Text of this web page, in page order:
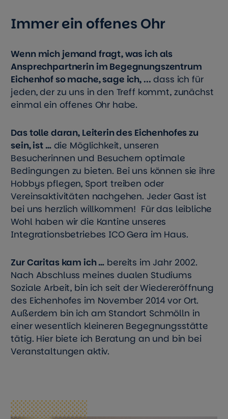
Immer ein offenes Ohr
Wenn mich jemand fragt, was ich als
Ansprechpartnerin im Begegnungszentrum
Eichenhof so mache, sage ich, ... dass ich für
jeden, der zu uns in den Treff kommt, zunächst
einmal ein offenes Ohr habe.
Das tolle daran, Leiterin des Eichenhofes zu
sein, ist …die Möglichkeit, unseren
Besucherinnen und Besuchern optimale
Bedingungen zu bieten. Bei uns können sie ihre
Hobbys pflegen, Sport treiben oder
Vereinsaktivitäten nachgehen. Jeder Gast ist
bei uns herzlich willkommen! Für das leibliche
Wohl haben wir die Kantine unseres
Integrationsbetriebes ICO Gera im Haus.
Zur Caritas kam ich … bereits im Jahr 2002.
Nach Abschluss meines dualen Studiums
Soziale Arbeit, bin ich seit der Wiedereröffnung
des Eichenhofes im November 2014 vor Ort.
Außerdem bin ich am Standort Schmölln in
einer wesentlich kleineren Begegnungsstätte
tätig. Hier biete ich Beratung an und bin bei
Veranstaltungen aktiv.